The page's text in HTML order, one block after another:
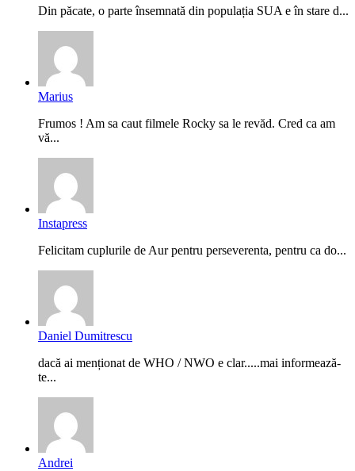
Din păcate, o parte însemnată din populația SUA e în stare d...
Marius
Frumos ! Am sa caut filmele Rocky sa le revăd. Cred ca am
vă...
Instapress
Felicitam cuplurile de Aur pentru perseverenta, pentru ca do...
Daniel Dumitrescu
dacă ai menționat de WHO / NWO e clar.....mai informează-
te...
Andrei